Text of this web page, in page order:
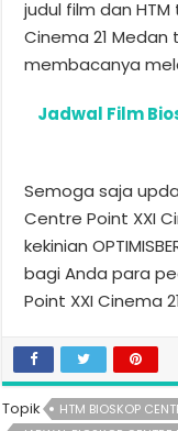
judul film dan
Cinema 21
membacanya
Jadwal Film
Semoga saja
Centre Point XXI
kekinian
bagi Anda para
Point XXI Cinema
Topik
HTM BIOSKOP